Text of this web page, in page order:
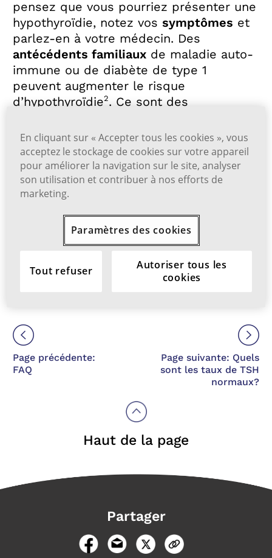
pensez que vous pourriez présenter une
hypothyroïdie, notez vossymptômes et
parlez-en à votre médecin. Des
antécédents familiaux de maladie auto-
immune ou de diabète de type 1
peuvent augmenter le risque
d’hypothyroïdie2. Ce sont des
intérêt à donner à votre médecin lors de
votre prochain rendez-vous.
Références :
Health Publishing. Consulté le 25 mai 2023.
www.health.harvard.edu/blog/need-to-check-your-
thyroid-maybe-not-2019072217388 2.Hypothyroidis
mai 2023.https://www.mayoclinic.org/diseases-con
ditions/hypothyroidism/symptoms-causes/syc-2035
Page suivante: Quels
sont les taux de TSH
normaux?
Page précédente:
FAQ
Haut de la page
Partager
En cliquant sur « Accepter tous les cookies », vous
acceptez le stockage de cookies sur votre appareil
pour améliorer la navigation sur le site, analyser
son utilisation et contribuer à nos efforts de
marketing.
Paramètres des cookies
Tout refuser
Autoriser tous les
cookies